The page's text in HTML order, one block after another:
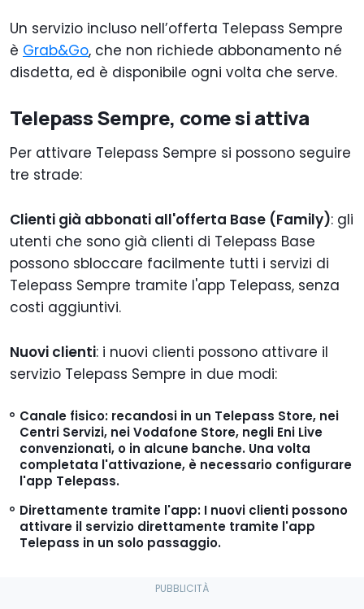
Un servizio incluso nell’offerta Telepass Sempre
è Grab&Go, che non richiede abbonamento né
disdetta, ed è disponibile ogni volta che serve.
Telepass Sempre, come si attiva
Per attivare Telepass Sempre si possono seguire
tre strade:
Clienti già abbonati all'offerta Base (Family): gli
utenti che sono già clienti di Telepass Base
possono sbloccare facilmente tutti i servizi di
Telepass Sempre tramite l'app Telepass, senza
costi aggiuntivi.
Nuovi clienti: i nuovi clienti possono attivare il
servizio Telepass Sempre in due modi:
Canale fisico: recandosi in un Telepass Store, nei
Centri Servizi, nei Vodafone Store, negli Eni Live
convenzionati, o in alcune banche. Una volta
completata l'attivazione, è necessario configurare
l'app Telepass.
Direttamente tramite l'app: I nuovi clienti possono
attivare il servizio direttamente tramite l'app
Telepass in un solo passaggio.